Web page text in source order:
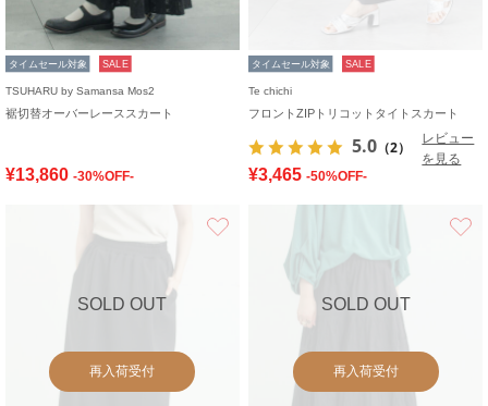
タイムセール対象 SALE
TSUHARU by Samansa Mos2
裾切替オーバーレーススカート
¥13,860 -30%OFF-
タイムセール対象 SALE
Te chichi
フロントZIPトリコットタイトスカート
5.0 （2）
レビュー
を見る
¥3,465 -50%OFF-
SOLD OUT
再入荷受付
SOLD OUT
再入荷受付